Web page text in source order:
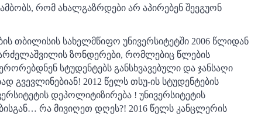
რომ ახალგაზრდები არ აპირებენ შეეგუონ
თბილისის სახელმწიფო უნივერსიტეტში 2006 წლიდან
ზონდერები, რომლებიც წლების
სტუდენტებს განსხვავებული და ჯანსაღი
გვევლინებიან! 2012 წელს თსუ-ის სტუდენტების
დეპოლიტიზირება ! უნივერსიტეტის
რა მივიღეთ დღეს?! 2016 წელს კანცლერის